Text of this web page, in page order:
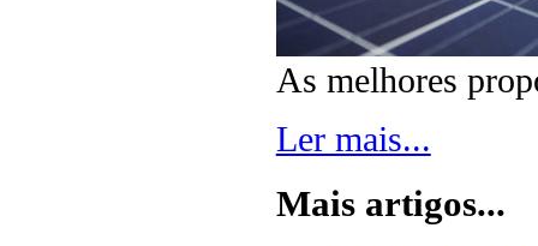
As melhores
Ler mais...
Mais artigos...